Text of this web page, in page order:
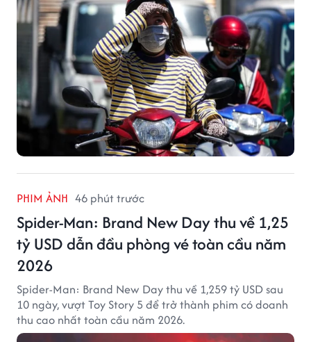
PHIM ẢNH 46 phút trước
Spider-Man: Brand New Day thu về 1,25
tỷ USD dẫn đầu phòng vé toàn cầu năm
2026
Spider-Man: Brand New Day thu về 1,259 tỷ USD sau
10 ngày, vượt Toy Story 5 để trở thành phim có doanh
thu cao nhất toàn cầu năm 2026.